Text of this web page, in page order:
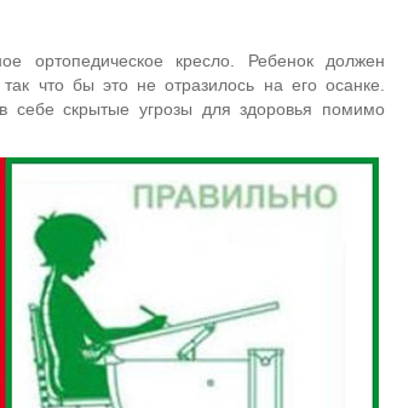
ортопедическое кресло. Ребенок должен
что бы это не отразилось на его осанке.
себе скрытые угрозы для здоровья помимо